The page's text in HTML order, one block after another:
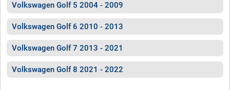
Volkswagen Golf 5 2004 - 2009
Volkswagen Golf 6 2010 - 2013
Volkswagen Golf 7 2013 - 2021
Volkswagen Golf 8 2021 - 2022